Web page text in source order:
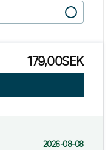
179,00SEK
2026-08-08